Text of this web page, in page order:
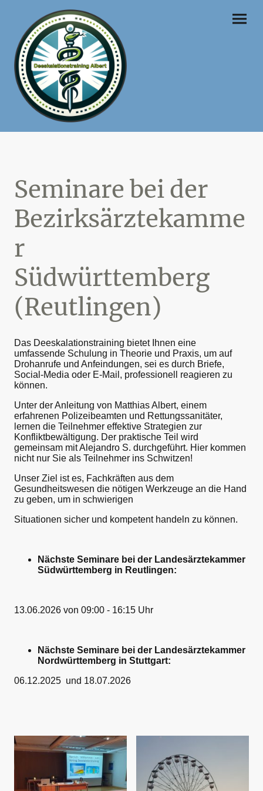
Seminare bei der
Bezirksärztekamme
r
Südwürttemberg
(Reutlingen)
Das Deeskalationstraining bietet Ihnen eine
umfassende Schulung in Theorie und Praxis, um auf
Drohanrufe und Anfeindungen, sei es durch Briefe,
Social-Media oder E-Mail, professionell reagieren zu
können.
Unter der Anleitung von Matthias Albert, einem
erfahrenen Polizeibeamten und Rettungssanitäter,
lernen die Teilnehmer effektive Strategien zur
Konfliktbewältigung. Der praktische Teil wird
gemeinsam mit Alejandro S. durchgeführt. Hier kommen
nicht nur Sie als Teilnehmer ins Schwitzen!
Unser Ziel ist es, Fachkräften aus dem
Gesundheitswesen die nötigen Werkzeuge an die Hand
zu geben, um in schwierigen
Situationen sicher und kompetent handeln zu können.
Nächste Seminare bei der Landesärztekammer
Südwürttemberg in Reutlingen:
13.06.2026 von 09:00 - 16:15 Uhr
Nächste Seminare bei der Landesärztekammer
Nordwürttemberg in Stuttgart:
06.12.2025 und 18.07.2026